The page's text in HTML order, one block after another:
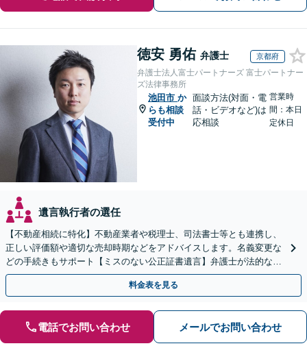
徳安 勇佑 弁護士 京都府
弁護士法人富士パートナーズ 富士パートナー
ズ法律事務所
池田市 か
らも相談
受付中
面談方法(対面・電
話・ビデオなど)は
応相談
営業時
間：本日
定休日
遺言執行者の選任
【不動産相続に特化】不動産業者や税理士、司法書士等とも連携し、
正しい評価額や適切な売却時期などをアドバイスします。名義変更な
どの手続きもサポート【ミスのない公正証書遺言】弁護士が法的な観
点から遺言書を作成します。
料金表を見る
電話でお問い合わせ メールでお問い合わせ